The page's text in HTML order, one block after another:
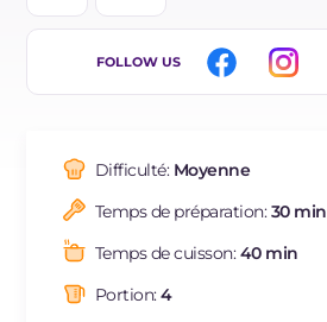
IT
ES
BR
NL
FOLLOW US
Difficulté: Moyenne
Temps de préparation:30 min
Temps de cuisson:40 min
Portion:4